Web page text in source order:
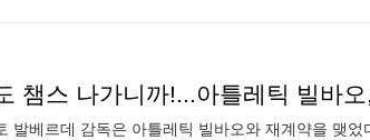
발베르데 감독은 아틀레틱 빌바오와 재계약을 맺